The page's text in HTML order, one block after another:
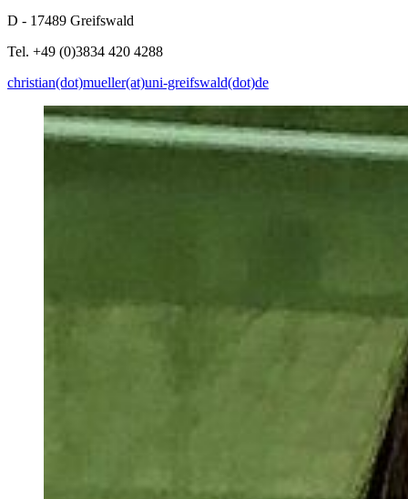
D - 17489 Greifswald
Tel. +49 (0)3834 420 4288
christian(dot)mueller(at)uni-greifswald(dot)de